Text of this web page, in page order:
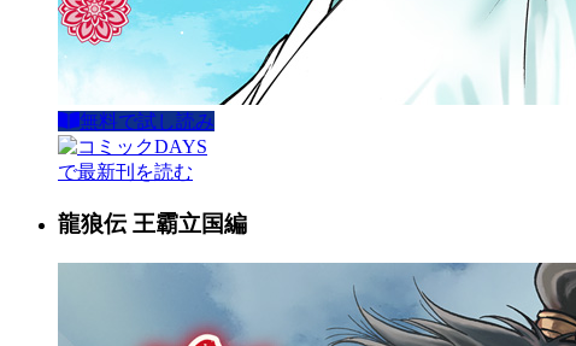
無料で試し読み
で最新刊を読む
龍狼伝 王霸立国編